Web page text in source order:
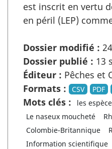
est inscrit en vertu
en péril (LEP)
Dossier modifié :
Dossier publié : 13
Éditeur : Pêches et
Formats :
CSV PDF
Mots clés : les
Le naseux moucheté
Colombie-Britannique
Information scientifique